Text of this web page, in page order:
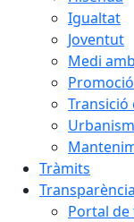
Igualtat
Joventut
Medi
Transició
Tràmits
Transparència
Portal